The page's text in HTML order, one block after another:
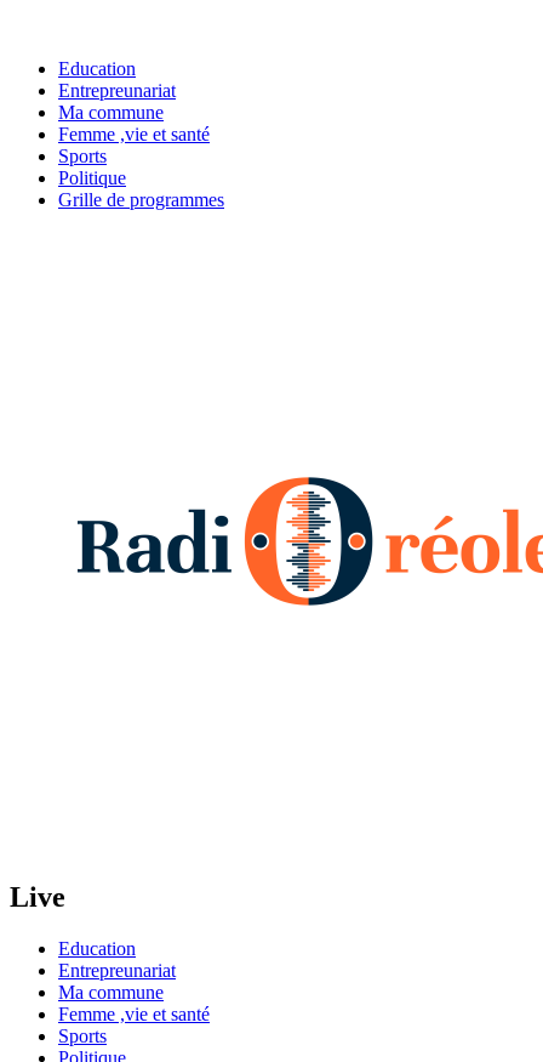
Education
Entrepreunariat
Ma commune
Femme ,vie et santé
Sports
Politique
Grille de programmes
Live
Education
Entrepreunariat
Ma commune
Femme ,vie et santé
Sports
Politique